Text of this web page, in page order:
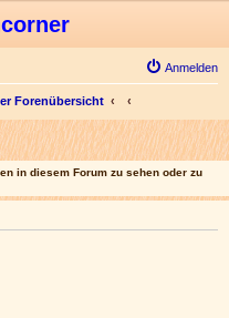
Anmelden
Forenübersicht
in diesem Forum zu sehen oder zu